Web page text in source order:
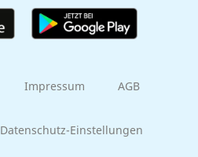
Impressum AGB
Datenschutz-Einstellungen